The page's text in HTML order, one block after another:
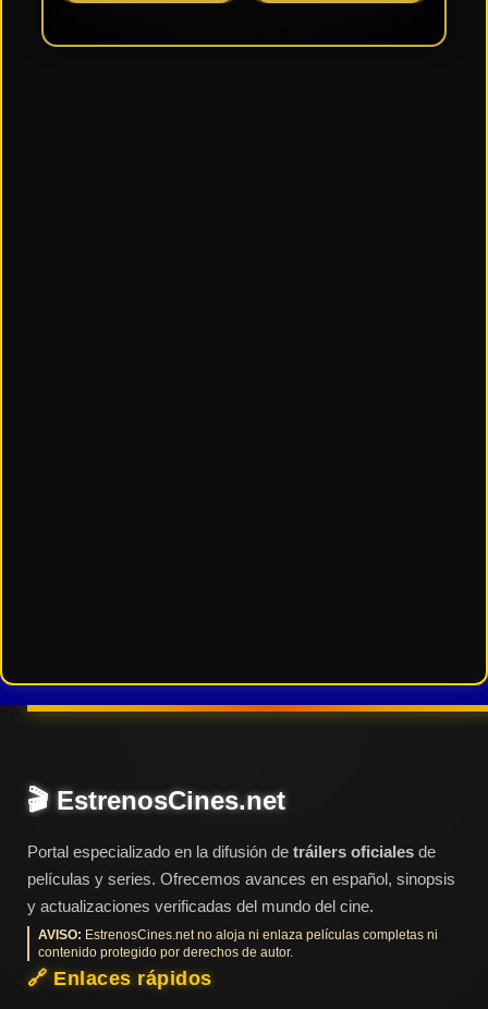
🎬 EstrenosCines.net
Portal especializado en la difusión de tráilers oficiales de
películas y series. Ofrecemos avances en español, sinopsis
y actualizaciones verificadas del mundo del cine.
AVISO: EstrenosCines.net no aloja ni enlaza películas completas ni
contenido protegido por derechos de autor.
🔗 Enlaces rápidos